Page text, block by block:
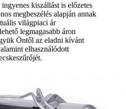
kiszállást is előzetes
megbeszélés alapján annak
világpiaci ár
legmagasabb áron
Öntől az eladni kívánt
elhasználódott